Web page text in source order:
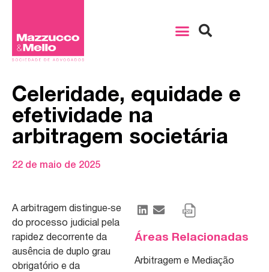
Celeridade, equidade e
efetividade na
arbitragem societária
22 de maio de 2025
A arbitragem distingue‑se
do processo judicial pela
rapidez decorrente da
ausência de duplo grau
obrigatório e da
Áreas Relacionadas
Arbitragem e Mediação